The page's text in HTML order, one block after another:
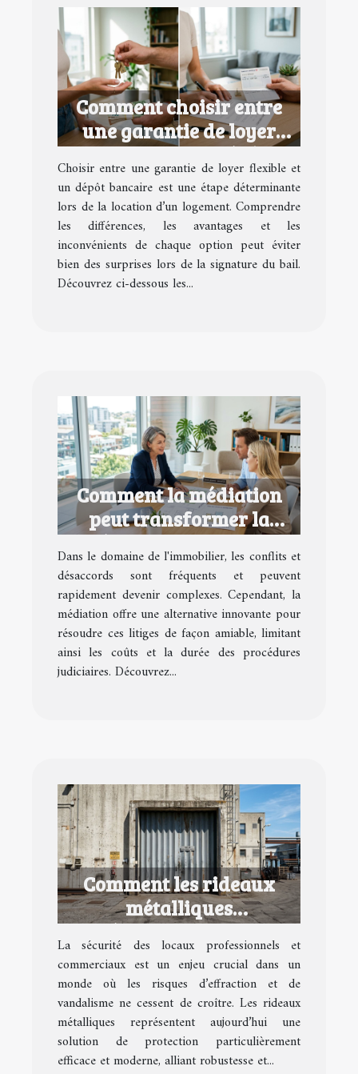
Comment choisir entre
une garantie de loyer
flexible et un dépôt
bancaire ?
Choisir entre une garantie de loyer flexible et
un dépôt bancaire est une étape déterminante
lors de la location d’un logement. Comprendre
les différences, les avantages et les
inconvénients de chaque option peut éviter
bien des surprises lors de la signature du bail.
Découvrez ci-dessous les...
Comment la médiation
peut transformer la
résolution de litiges
immobiliers ?
Dans le domaine de l'immobilier, les conflits et
désaccords sont fréquents et peuvent
rapidement devenir complexes. Cependant, la
médiation offre une alternative innovante pour
résoudre ces litiges de façon amiable, limitant
ainsi les coûts et la durée des procédures
judiciaires. Découvrez...
Comment les rideaux
métalliques
révolutionnent la
sécurité des locaux ?
La sécurité des locaux professionnels et
commerciaux est un enjeu crucial dans un
monde où les risques d’effraction et de
vandalisme ne cessent de croître. Les rideaux
métalliques représentent aujourd’hui une
solution de protection particulièrement
efficace et moderne, alliant robustesse et...